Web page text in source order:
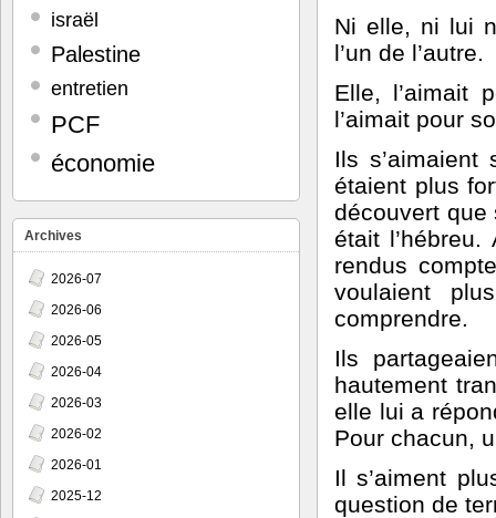
israël
Palestine
entretien
PCF
économie
Archives
2026-07
2026-06
2026-05
2026-04
2026-03
2026-02
2026-01
2025-12
Ni elle, ni lui
l’un de l’autre.
Elle, l’aimait
l’aimait pour
Ils
étaient plus
découvert que
était
rendus
voulaient
comprendre.
Ils
hautement
elle lui a
Pour chacun,
Il s’aiment
question de